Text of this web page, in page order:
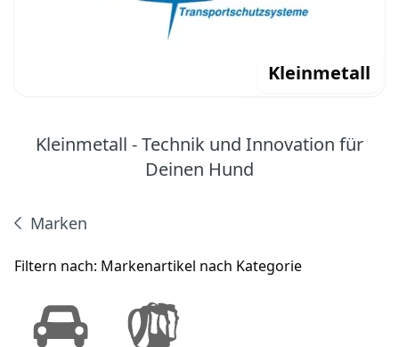
Kleinmetall
Kleinmetall - Technik und Innovation für
Deinen Hund
Marken
Produkte
Filtern nach: Markenartikel nach Kategorie